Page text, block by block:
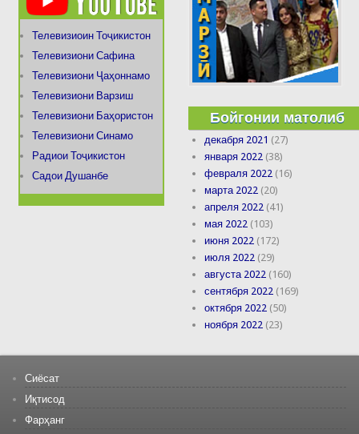
Телевизиоин Тоҷикистон
Телевизиони Сафина
Телевизиони Ҷаҳоннамо
Телевизиони Варзиш
Телевизиони Баҳористон
Телевизиони Синамо
Радиои Тоҷикистон
Садои Душанбе
Бойгонии матолиб
декабря 2021 (27)
января 2022 (38)
февраля 2022 (16)
марта 2022 (20)
апреля 2022 (41)
мая 2022 (103)
июня 2022 (172)
июля 2022 (29)
августа 2022 (160)
сентября 2022 (169)
октября 2022 (50)
ноября 2022 (23)
Сиёсат
Иқтисод
Фарҳанг